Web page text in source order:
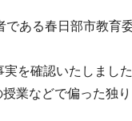
ある春日部市教
を確認いたしました
業などで偏った独